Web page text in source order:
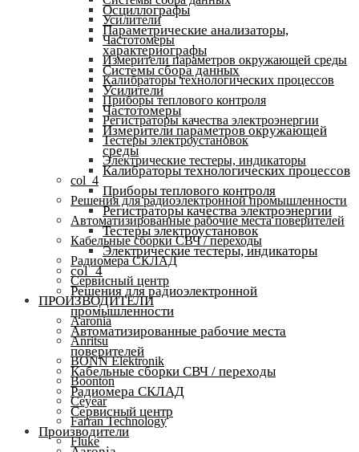
Усилители
Частотомеры
Измерители параметров окружающей среды
Калибраторы технологических процессов
Приборы теплового контроля
Регистраторы качества электроэнергии
Тестеры электроустановок
Электрические тестеры, индикаторы
col_4
Решения для радиоэлектронной промышленности
Автоматизированные рабочие места поверителей
Кабельные сборки СВЧ / переходы
Радиомера СКЛАД
Сервисный центр
ПРОИЗВОДИТЕЛИ
Aaronia
Anritsu
BONN Elektronik
Boonton
Ceyear
Farran Technology
Fluke
Осциллографы
Параметрические анализаторы,
характериографы
Системы сбора данных
Усилители
Частотомеры
Измерители параметров окружающей
среды
Калибраторы технологических процессов
Приборы теплового контроля
Регистраторы качества электроэнергии
Тестеры электроустановок
Электрические тестеры, индикаторы
col_4
Решения для радиоэлектронной
промышленности
Автоматизированные рабочие места
поверителей
Кабельные сборки СВЧ / переходы
Радиомера СКЛАД
Сервисный центр
Производители